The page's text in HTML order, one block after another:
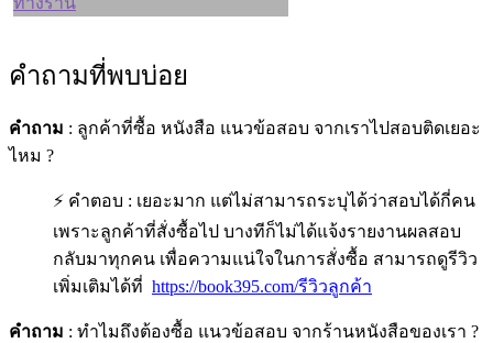
คำถามที่พบบ่อย
คำถาม : ลูกค้าที่ซื้อ หนังสือ แนวข้อสอบ จากเราไปสอบติดเยอะ
ไหม ?
⚡ คำตอบ : เยอะมาก แต่ไม่สามารถระบุได้ว่าสอบได้กี่คน
เพราะลูกค้าที่สั่งซื้อไป บางทีก็ไม่ได้แจ้งรายงานผลสอบ
กลับมาทุกคน เพื่อความแน่ใจในการสั่งซื้อ สามารถดูรีวิว
เพิ่มเติมได้ที่ https://book395.com/รีวิวลูกค้า
คำถาม : ทำไมถึงต้องซื้อ แนวข้อสอบ จากร้านหนังสือของเรา ?